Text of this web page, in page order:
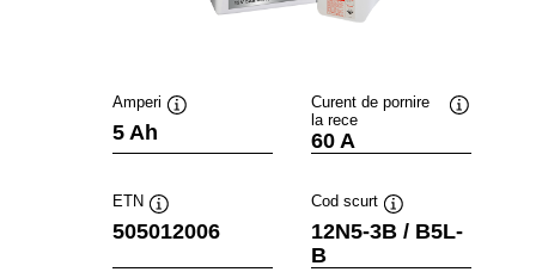
Amperi
5 Ah
Curent de pornire
la rece
60 A
ETN
Tooltip
505012006
Cod scurt
Tooltip
12N5-3B / B5L-
B